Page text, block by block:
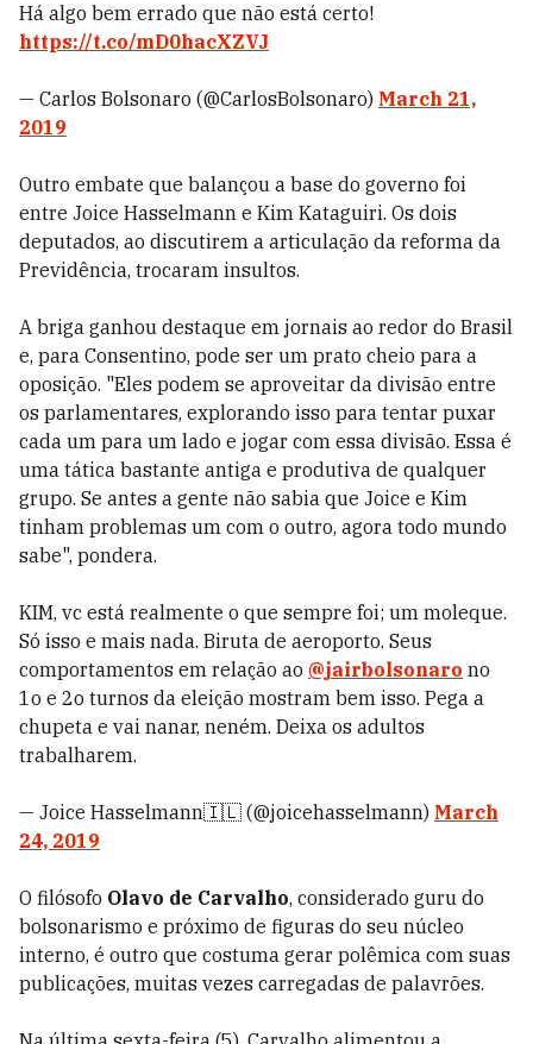
Há algo bem errado que não está certo!
https://t.co/mD0hacXZVJ
— Carlos Bolsonaro (@CarlosBolsonaro) March 21,
2019
Outro embate que balançou a base do governo foi
entre Joice Hasselmann e Kim Kataguiri. Os dois
deputados, ao discutirem a articulação da reforma da
Previdência, trocaram insultos.
A briga ganhou destaque em jornais ao redor do Brasil
e, para Consentino, pode ser um prato cheio para a
oposição. "Eles podem se aproveitar da divisão entre
os parlamentares, explorando isso para tentar puxar
cada um para um lado e jogar com essa divisão. Essa é
uma tática bastante antiga e produtiva de qualquer
grupo. Se antes a gente não sabia que Joice e Kim
tinham problemas um com o outro, agora todo mundo
sabe", pondera.
KIM, vc está realmente o que sempre foi; um moleque.
Só isso e mais nada. Biruta de aeroporto. Seus
comportamentos em relação ao @jairbolsonaro no
1o e 2o turnos da eleição mostram bem isso. Pega a
chupeta e vai nanar, neném. Deixa os adultos
trabalharem.
— Joice Hasselmann🇮🇱 (@joicehasselmann) March
24, 2019
O filósofo Olavo de Carvalho, considerado guru do
bolsonarismo e próximo de figuras do seu núcleo
interno, é outro que costuma gerar polêmica com suas
publicações, muitas vezes carregadas de palavrões.